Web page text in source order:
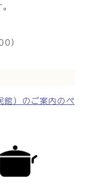
）
館）のご案内のペ